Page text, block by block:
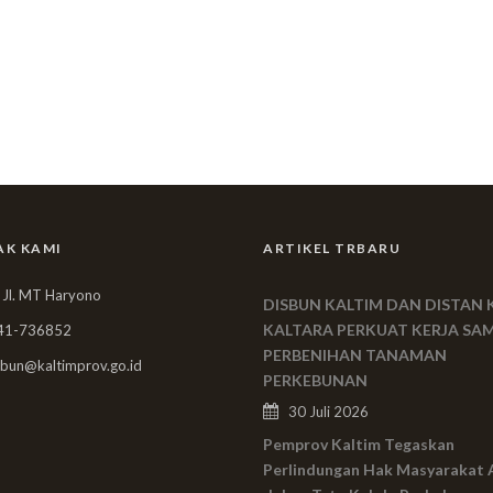
KAMI
MT Haryono
736852
ARTIKEL TRBARU
DISBUN KALTIM DAN DISTAN
KALTARA PERKUAT KERJA
PERBENIHAN TANAMAN
PERKEBUNAN
30 Juli 2026
Pemprov Kaltim Tegaskan
Perlindungan Hak Masyarakat